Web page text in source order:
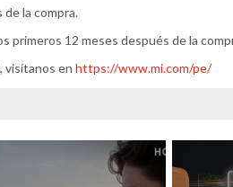
la compra.
primeros 12 meses después de la
visítanos en https://www.mi.com/pe/